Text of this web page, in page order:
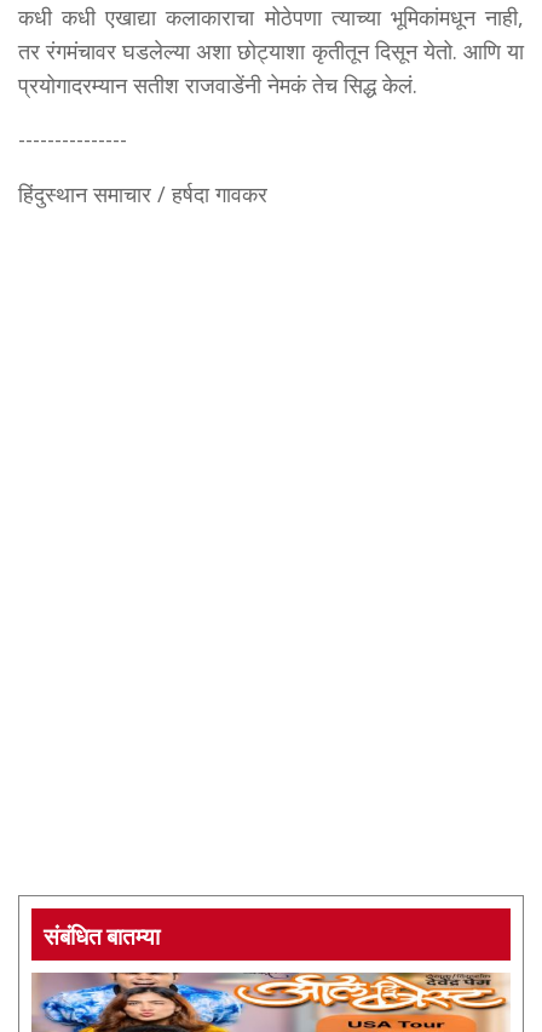
कधी कधी एखाद्या कलाकाराचा मोठेपणा त्याच्या भूमिकांमधून नाही,
तर रंगमंचावर घडलेल्या अशा छोट्याशा कृतीतून दिसून येतो. आणि या
प्रयोगादरम्यान सतीश राजवाडेंनी नेमकं तेच सिद्ध केलं.
---------------
हिंदुस्थान समाचार / हर्षदा गावकर
संबंधित बातम्या